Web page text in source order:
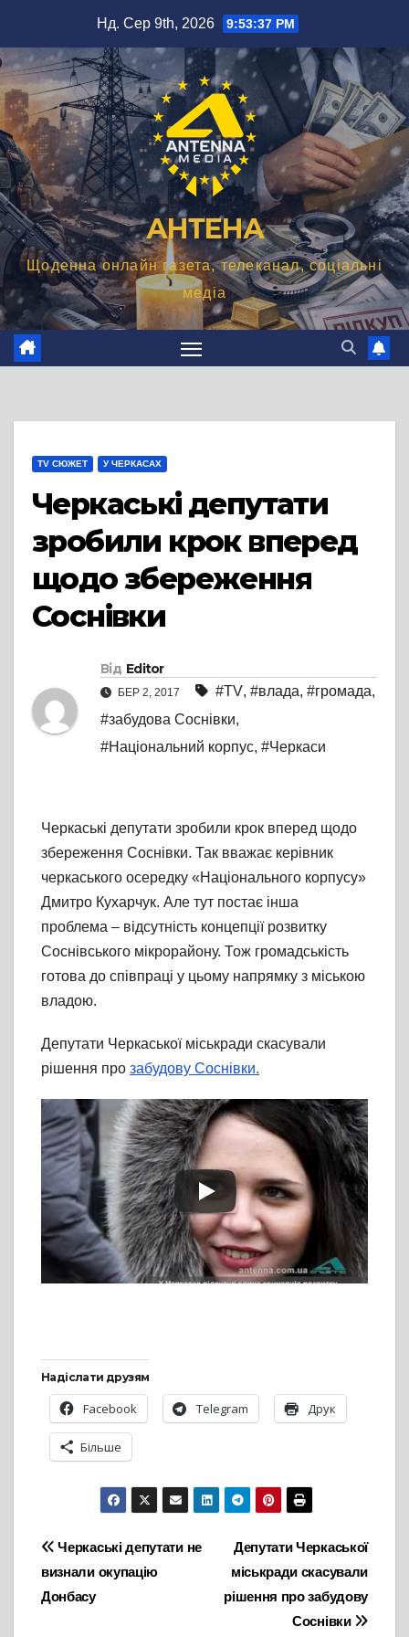
вмісту
Нд. Сер 9th, 2026 9:53:38 PM
АНТЕНА
Щоденна онлайн газета, телеканал, соціальні
медіа
TV СЮЖЕТ У ЧЕРКАСАХ
Черкаські депутати
зробили крок вперед
щодо збереження
Соснівки
Від Editor
БЕР 2, 2017 #TV, #влада, #громада,
#забудова Соснівки,
#Національний корпус, #Черкаси
Черкаські депутати зробили крок вперед щодо
збереження Соснівки. Так вважає керівник
черкаського осередку «Національного корпусу»
Дмитро Кухарчук. Але тут постає інша
проблема – відсутність концепції розвитку
Соснівського мікрорайону. Тож громадськість
готова до співпраці у цьому напрямку з міською
владою.
Депутати Черкаської міськради скасували
рішення про забудову Соснівки.
Надіслати друзям
Facebook Telegram Друк
Більше
Навігація
записів
Депутати Черкаської
міськради скасували
рішення про забудову
Соснівки
Черкаські депутати не
визнали окупацію
Донбасу